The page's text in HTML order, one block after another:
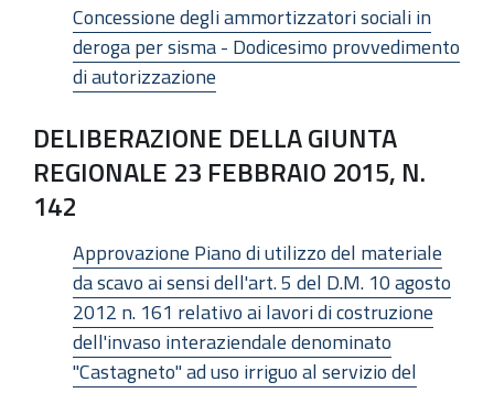
Concessione degli ammortizzatori sociali in
deroga per sisma - Dodicesimo provvedimento
di autorizzazione
DELIBERAZIONE DELLA GIUNTA
REGIONALE 23 FEBBRAIO 2015, N.
142
Approvazione Piano di utilizzo del materiale
da scavo ai sensi dell'art. 5 del D.M. 10 agosto
2012 n. 161 relativo ai lavori di costruzione
dell'invaso interaziendale denominato
"Castagneto" ad uso irriguo al servizio del